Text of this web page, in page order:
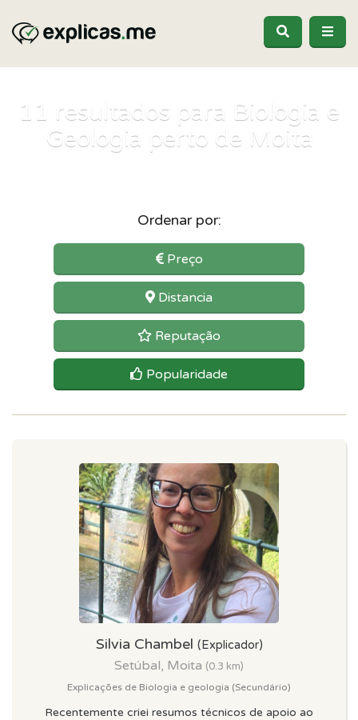
11 resultados para Biologia e
Geologia perto de Moita
Ordenar por:
Preço
Distancia
Reputação
Popularidade
Silvia Chambel (Explicador)
Setúbal, Moita (0.3 km)
Explicações de Biologia e geologia (Secundário)
Recentemente criei resumos técnicos de apoio ao